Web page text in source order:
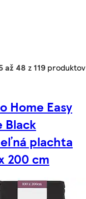
až 48 z 119 produktov
Home Easy
Black
plachta
200 cm